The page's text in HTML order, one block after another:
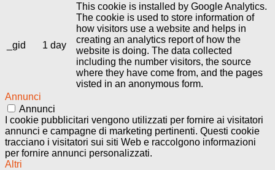
_gid 1 day
This cookie is installed by Google Analytics.
The cookie is used to store information of
how visitors use a website and helps in
creating an analytics report of how the
website is doing. The data collected
including the number visitors, the source
where they have come from, and the pages
visted in an anonymous form.
Annunci
Annunci
I cookie pubblicitari vengono utilizzati per fornire ai visitatori
annunci e campagne di marketing pertinenti. Questi cookie
tracciano i visitatori sui siti Web e raccolgono informazioni
per fornire annunci personalizzati.
Altri